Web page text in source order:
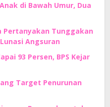
di Bawah Umur, Dua
Pertanyakan Tunggakan
Angsuran
93 Persen, BPS Kejar
Target Penurunan